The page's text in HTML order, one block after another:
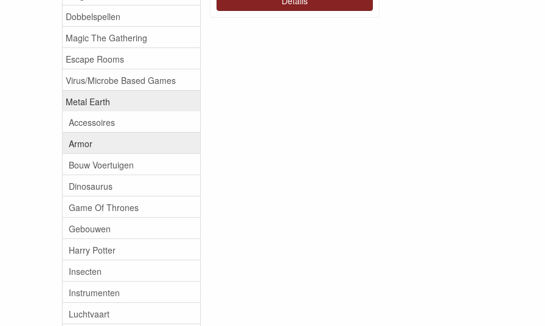
Dobbelspellen
Magic The Gathering
Escape Rooms
Virus/Microbe Based Games
Metal Earth
Accessoires
Armor
Bouw Voertuigen
Dinosaurus
Game Of Thrones
Gebouwen
Harry Potter
Insecten
Instrumenten
Luchtvaart